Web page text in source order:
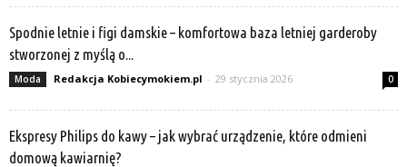
Spodnie letnie i figi damskie – komfortowa baza letniej garderoby
stworzonej z myślą o...
Moda Redakcja Kobiecymokiem.pl - 29 stycznia 2026 0
Ekspresy Philips do kawy – jak wybrać urządzenie, które odmieni
domową kawiarnię?